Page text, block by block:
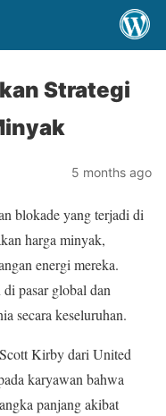
Strategi
5 months ago
blokade yang terjadi di
harga minyak,
energi mereka.
pasar global dan
secara keseluruhan.
Kirby dari United
karyawan bahwa
panjang akibat